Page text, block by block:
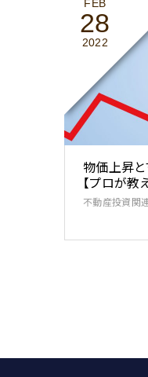
FEB
28
2022
物価上昇
【プロが教
不動産投資関